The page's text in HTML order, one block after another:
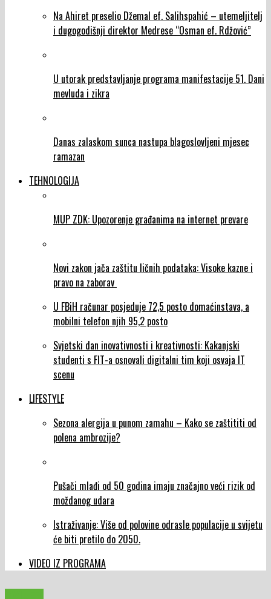
Na Ahiret preselio Džemal ef. Salihspahić – utemeljitelj
i dugogodišnji direktor Medrese “Osman ef. Rdžović”
U utorak predstavljanje programa manifestacije 51. Dani
mevluda i zikra
Danas zalaskom sunca nastupa blagoslovljeni mjesec
ramazan
TEHNOLOGIJA
MUP ZDK: Upozorenje građanima na internet prevare
Novi zakon jača zaštitu ličnih podataka: Visoke kazne i
pravo na zaborav
U FBiH računar posjeduje 72,5 posto domaćinstava, a
mobilni telefon njih 95,2 posto
Svjetski dan inovativnosti i kreativnosti: Kakanjski
studenti s FIT-a osnovali digitalni tim koji osvaja IT
scenu
LIFESTYLE
Sezona alergija u punom zamahu – Kako se zaštititi od
polena ambrozije?
Pušači mlađi od 50 godina imaju značajno veći rizik od
moždanog udara
Istraživanje: Više od polovine odrasle populacije u svijetu
će biti pretilo do 2050.
VIDEO IZ PROGRAMA